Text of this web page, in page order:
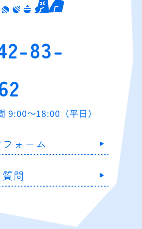
83-
9:00～18:00（平日）
ォーム
問